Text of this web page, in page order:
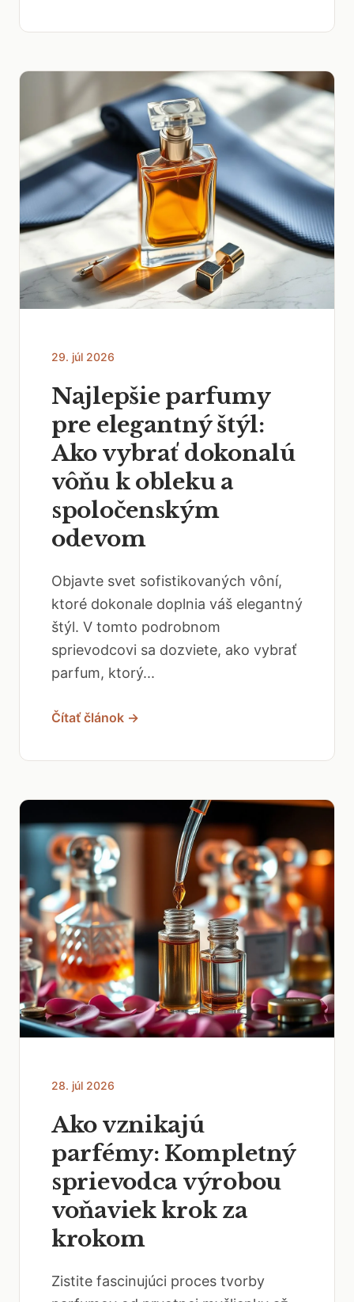
29. júl 2026
Najlepšie parfumy
pre elegantný štýl:
Ako vybrať dokonalú
vôňu k obleku a
spoločenským
odevom
Objavte svet sofistikovaných vôní,
ktoré dokonale doplnia váš elegantný
štýl. V tomto podrobnom
sprievodcovi sa dozviete, ako vybrať
parfum, ktorý...
Čítať článok →
28. júl 2026
Ako vznikajú
parfémy: Kompletný
sprievodca výrobou
voňaviek krok za
krokom
Zistite fascinujúci proces tvorby